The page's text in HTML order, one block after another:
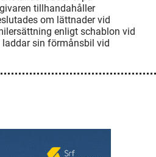
tillhandahåller
om lättnader vid
enligt schablon vid
sin förmånsbil vid